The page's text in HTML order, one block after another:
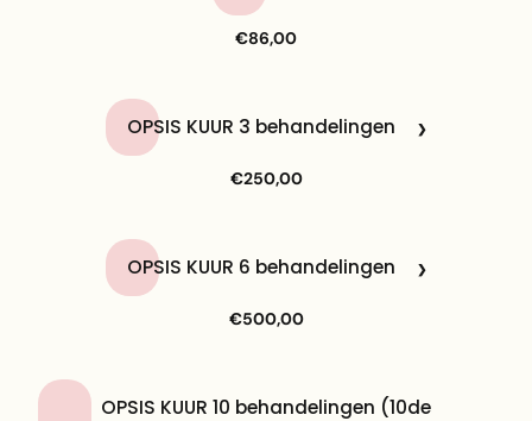
€86,00
OPSIS KUUR 3 behandelingen
€250,00
OPSIS KUUR 6 behandelingen
€500,00
OPSIS KUUR 10 behandelingen (10de